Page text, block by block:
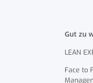
Gut zu
LEAN
Face to